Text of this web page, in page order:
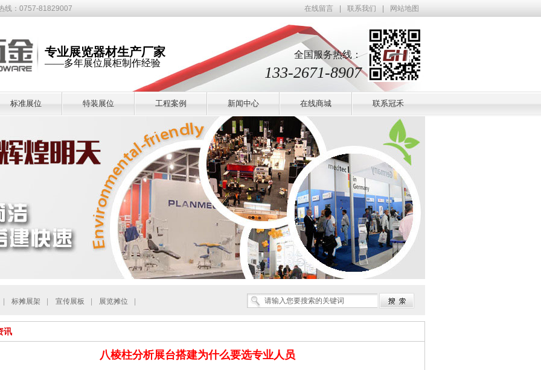
81829007 在线留言 联系我们 网站地图
全国服务热线：
133-2671-8907
专业展览器材生产厂家
——多年展位展柜制作经验
标准展位 特装展位 工程案例 新闻中心 在线商城 联系冠禾
标摊展架 宣传展板 展览摊位
讯
八棱柱分析展台搭建为什么要选专业人员